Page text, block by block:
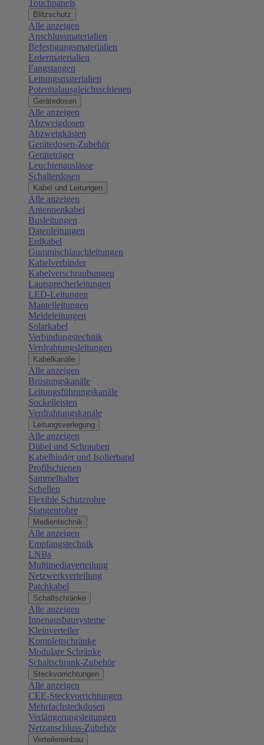
Touchpanels
Blitzschutz
Alle anzeigen
Anschlussmaterialien
Befestigungsmaterialien
Erdermaterialien
Fangstangen
Leitungsmaterialien
Potentialausgleichsschienen
Gerätedosen
Alle anzeigen
Abzweigdosen
Abzweigkästen
Gerätedosen-Zubehör
Geräteträger
Leuchtenauslässe
Schalterdosen
Kabel und Leitungen
Alle anzeigen
Antennenkabel
Busleitungen
Datenleitungen
Erdkabel
Gummischlauchleitungen
Kabelverbinder
Kabelverschraubungen
Lautsprecherleitungen
LED-Leitungen
Mantelleitungen
Meldeleitungen
Solarkabel
Verbindungstechnik
Verdrahtungsleitungen
Kabelkanäle
Alle anzeigen
Brüstungskanäle
Leitungsführungskanäle
Sockelleisten
Verdrahtungskanäle
Leitungsverlegung
Alle anzeigen
Dübel und Schrauben
Kabelbinder und Isolierband
Profilschienen
Sammelhalter
Schellen
Flexible Schutzrohre
Stangenrohre
Medientechnik
Alle anzeigen
Empfangstechnik
LNBs
Multimediaverteilung
Netzwerkverteilung
Patchkabel
Schaltschränke
Alle anzeigen
Innenausbausysteme
Kleinverteiler
Komplettschränke
Modulare Schränke
Schaltschrank-Zubehör
Steckvorrichtungen
Alle anzeigen
CEE-Steckvorrichtungen
Mehrfachsteckdosen
Verlängerungsleitungen
Netzanschluss-Zubehör
Verteilereinbau